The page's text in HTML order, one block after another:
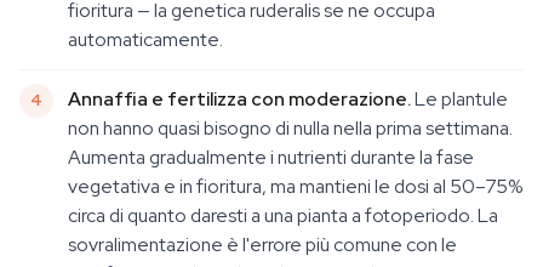
fioritura — la genetica ruderalis se ne occupa
automaticamente.
Annaffia e fertilizza con moderazione.Le plantule
non hanno quasi bisogno di nulla nella prima settimana.
Aumenta gradualmente i nutrienti durante la fase
vegetativa e in fioritura, ma mantieni le dosi al 50–75%
circa di quanto daresti a una pianta a fotoperiodo. La
sovralimentazione è l'errore più comune con le